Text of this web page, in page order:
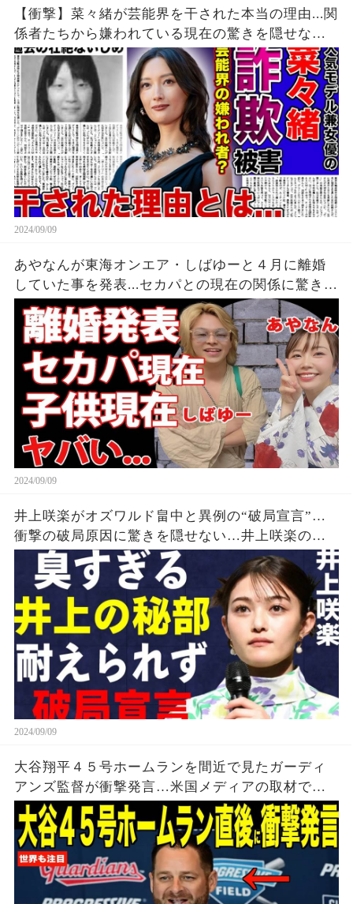
【衝撃】菜々緒が芸能界を干された本当の理由...関
係者たちから嫌われている現在の驚きを隠せな
い！！詐欺被害にまで遭っている衝撃の現在...過去
の壮絶ないじめに一同驚愕！！
2024/09/09
あやなんが東海オンエア・しばゆーと４月に離婚
していた事を発表...セカパとの現在の関係に驚きを
隠せない...『しばゆー＆あやなん』夫婦の精神崩壊
した現在がヤバい...
2024/09/09
井上咲楽がオズワルド畠中と異例の“破局宣言”…
衝撃の破局原因に驚きを隠せない…井上咲楽の介
護生活の真相
2024/09/09
大谷翔平４５号ホームランを間近で見たガーディ
アンズ監督が衝撃発言…米国メディアの取材で明
らかとなったロバーツ監督の「５０-５０」記録に
ついてが話題【海外の反応 MLBメジャー 野球】